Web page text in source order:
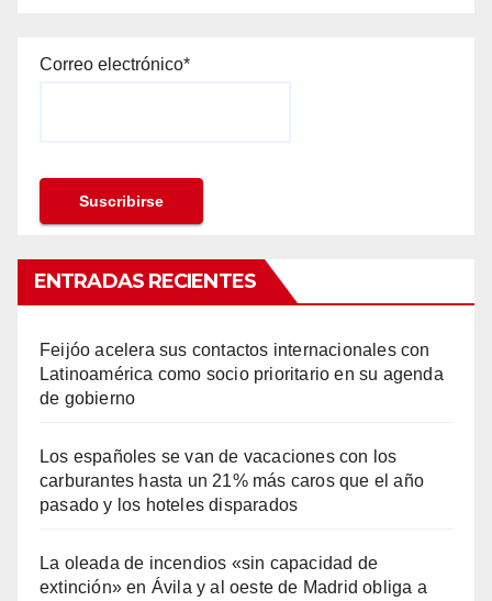
Correo electrónico*
ENTRADAS RECIENTES
Feijóo acelera sus contactos internacionales con
Latinoamérica como socio prioritario en su agenda
de gobierno
Los españoles se van de vacaciones con los
carburantes hasta un 21% más caros que el año
pasado y los hoteles disparados
La oleada de incendios «sin capacidad de
extinción» en Ávila y al oeste de Madrid obliga a